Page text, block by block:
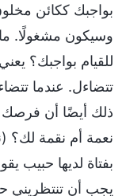
بواجبك ككائن
وسيكون مشغولًا.
للقيام بواجبك؟
تتضاءل. عندما
ذلك أيضًا أن
نعمة أم نقمة لك؟
بفتاة لديها حبيب
يجب أن تنتظريني